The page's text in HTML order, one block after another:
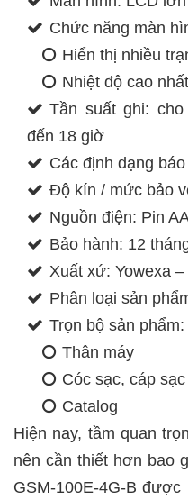
Chức năng màn
Hiển thị nhiều
Nhiệt độ cao
Tần suất ghi:
đến 18 giờ
Các định dạng
Độ kín / mức bảo
Nguồn điện: Pin
Bảo hành: 12
Xuất xứ: Yowexa –
Phân loại sản
Trọn bộ sản phẩm:
Thân máy
Cóc sạc, cáp sạc
Catalog
Hiện nay, tầm quan
nên cần thiết hơn bao
GSM-100E-4G-B